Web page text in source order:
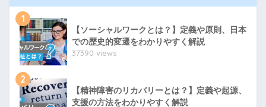
1
【ソーシャルワークとは？】定義や原則、日本
での歴史的変遷をわかりやすく解説
37390 views
2
【精神障害のリカバリーとは？】定義や起源、
支援の方法をわかりやすく解説